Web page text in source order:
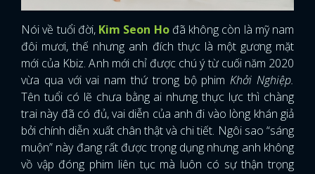
Nói về tuổi đời, Kim Seon Hođã không còn là mỹ nam
đôi mươi, thế nhưng anh đích thực là một gương mặt
mới của Kbiz. Anh mới chỉ được chú ý từ cuối năm 2020
vừa qua với vai nam thứ trong bộ phimKhởi Nghiệp.
Tên tuổi có lẽ chưa bằng ai nhưng thực lực thì chàng
trai này đã có đủ, vai diễn của anh đi vào lòng khán giả
bởi chính diễn xuất chân thật và chi tiết. Ngôi sao “sáng
muộn” này đang rất được trọng dụng nhưng anh không
vồ vập đóng phim liên tục mà luôn có sự thận trọng